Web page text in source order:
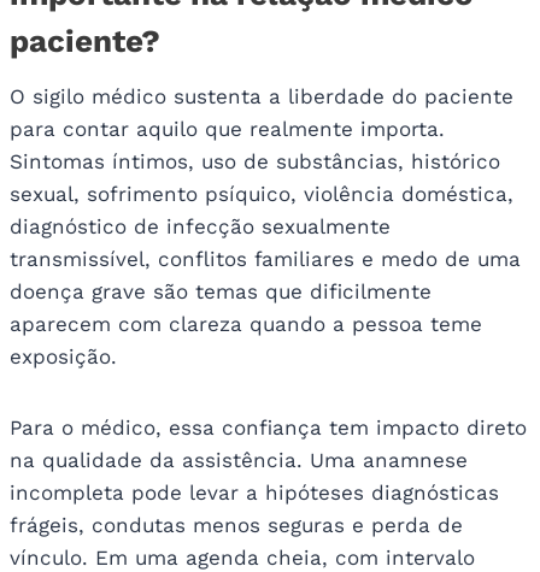
paciente?
O sigilo médico sustenta a liberdade do paciente
para contar aquilo que realmente importa.
Sintomas íntimos, uso de substâncias, histórico
sexual, sofrimento psíquico, violência doméstica,
diagnóstico de infecção sexualmente
transmissível, conflitos familiares e medo de uma
doença grave são temas que dificilmente
aparecem com clareza quando a pessoa teme
exposição.
Para o médico, essa confiança tem impacto direto
na qualidade da assistência. Uma anamnese
incompleta pode levar a hipóteses diagnósticas
frágeis, condutas menos seguras e perda de
vínculo. Em uma agenda cheia, com intervalo